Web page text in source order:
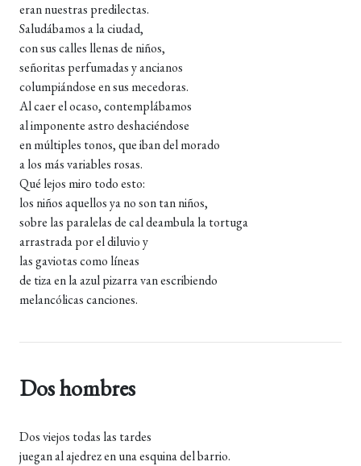
eran nuestras predilectas.
Saludábamos a la ciudad,
con sus calles llenas de niños,
señoritas perfumadas y ancianos
columpiándose en sus mecedoras.
Al caer el ocaso, contemplábamos
al imponente astro deshaciéndose
en múltiples tonos, que iban del morado
a los más variables rosas.
Qué lejos miro todo esto:
los niños aquellos ya no son tan niños,
sobre las paralelas de cal deambula la tortuga
arrastrada por el diluvio y
las gaviotas como líneas
de tiza en la azul pizarra van escribiendo
melancólicas canciones.
Dos hombres
Dos viejos todas las tardes
juegan al ajedrez en una esquina del barrio.